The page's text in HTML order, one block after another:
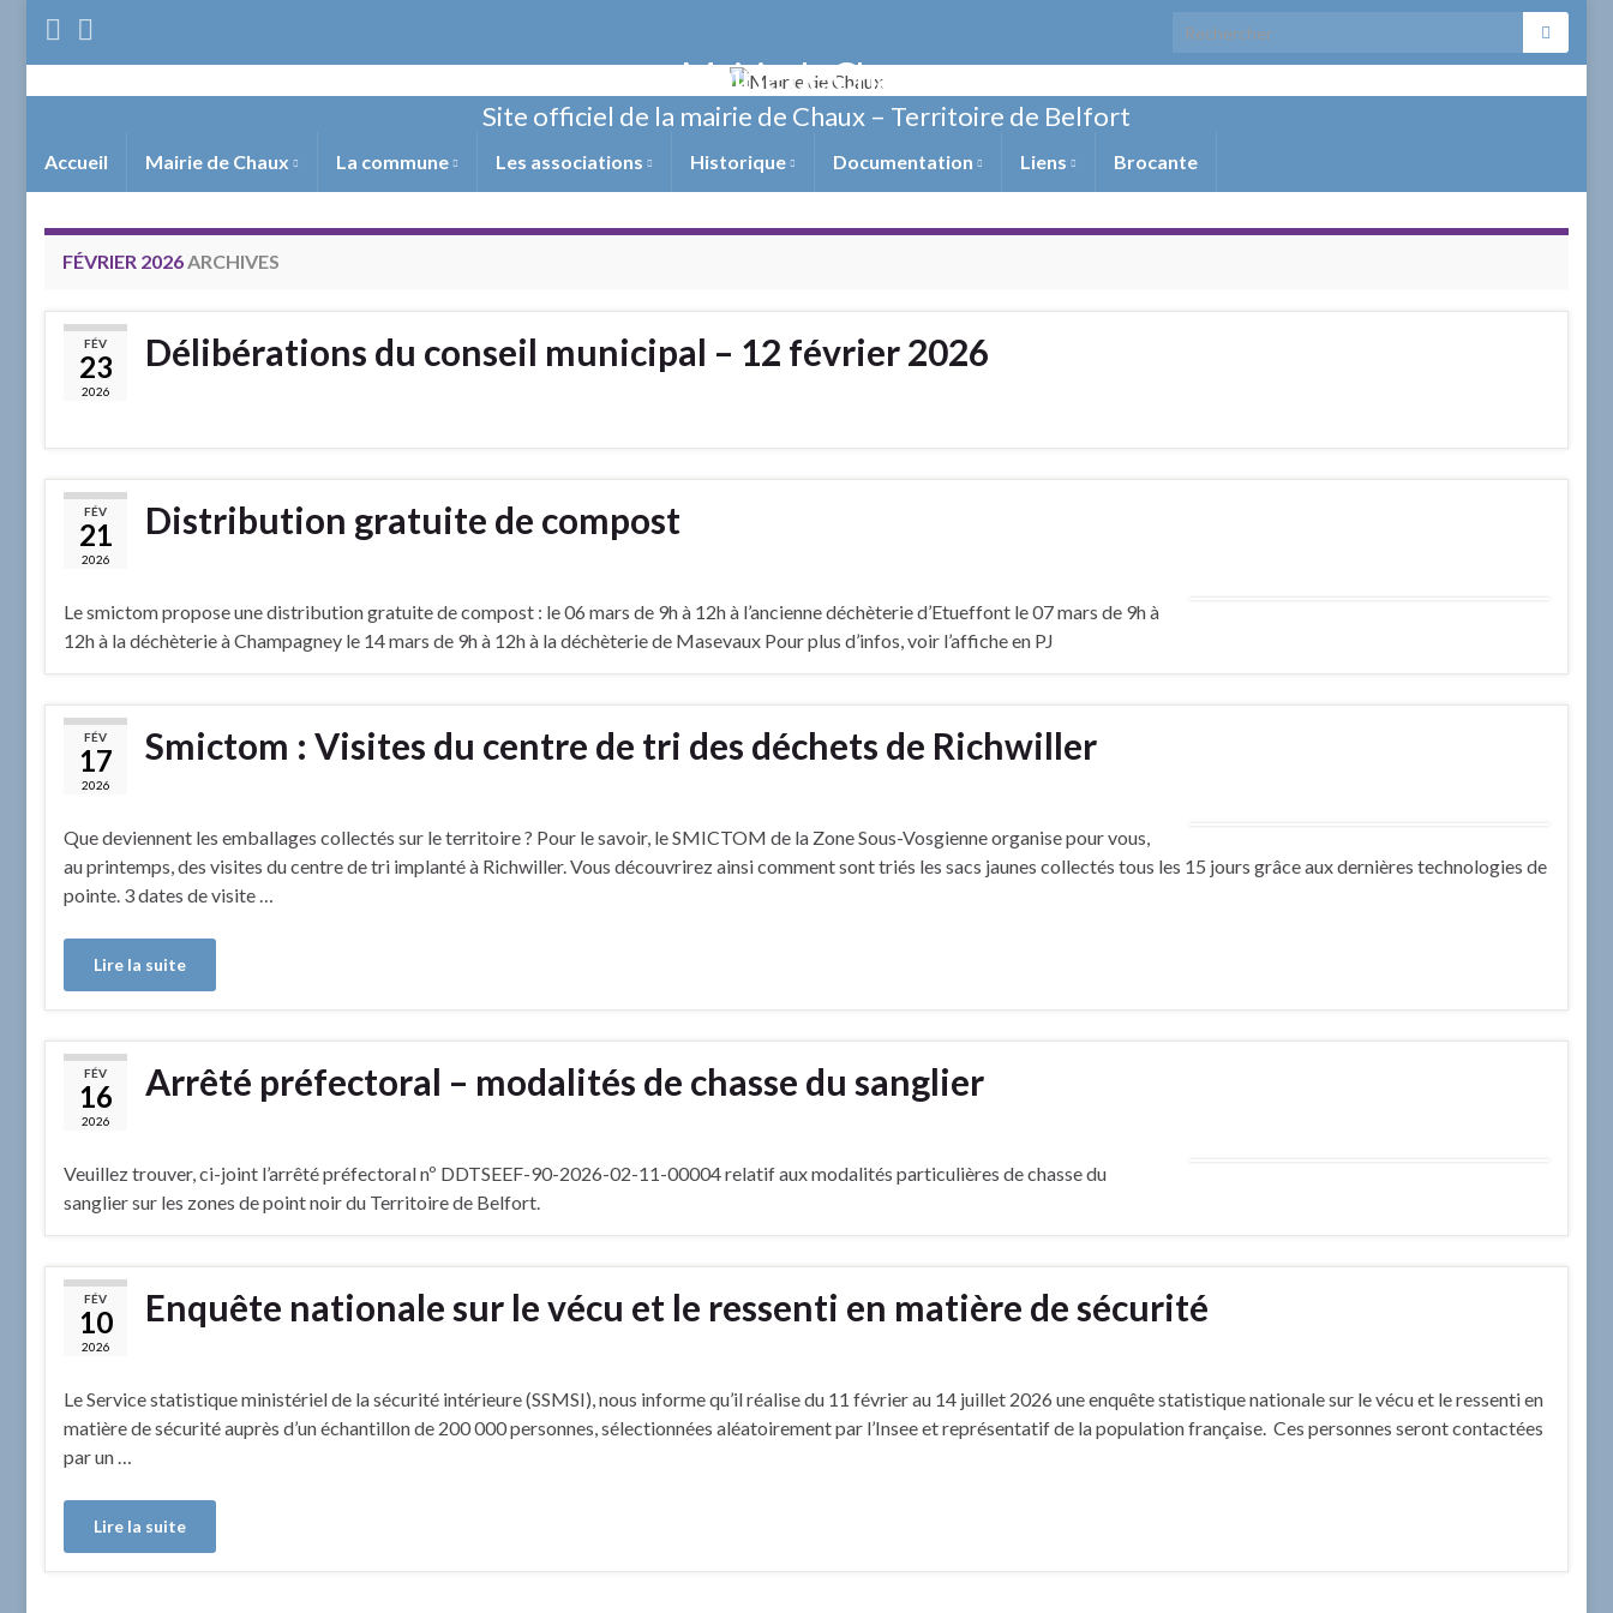
Search for:
Mairie de Chaux
Site officiel de la mairie de Chaux – Territoire de Belfort
Accueil Mairie de Chaux La commune Les associations Historique Documentation Liens Brocante
FÉVRIER 2026ARCHIVES
FÉV
23
2026
Délibérations du conseil municipal – 12 février 2026
FÉV
21
2026
Distribution gratuite de compost
Le smictom propose une distribution gratuite de compost : le 06 mars de 9h à 12h à l’ancienne déchèterie d’Etueffont le 07 mars de 9h à
12h à la déchèterie à Champagney le 14 mars de 9h à 12h à la déchèterie de Masevaux Pour plus d’infos, voir l’affiche en PJ
FÉV
17
2026
Smictom : Visites du centre de tri des déchets de Richwiller
Que deviennent les emballages collectés sur le territoire ? Pour le savoir, le SMICTOM de la Zone Sous-Vosgienne organise pour vous,
au printemps, des visites du centre de tri implanté à Richwiller. Vous découvrirez ainsi comment sont triés les sacs jaunes collectés tous les 15 jours grâce aux dernières technologies de
pointe. 3 dates de visite …
Lire la suite
FÉV
16
2026
Arrêté préfectoral – modalités de chasse du sanglier
Veuillez trouver, ci-joint l’arrêté préfectoral nº DDTSEEF-90-2026-02-11-00004 relatif aux modalités particulières de chasse du
sanglier sur les zones de point noir du Territoire de Belfort.
FÉV
10
2026
Enquête nationale sur le vécu et le ressenti en matière de sécurité
Le Service statistique ministériel de la sécurité intérieure (SSMSI), nous informe qu’il réalise du 11 février au 14 juillet 2026 une enquête statistique nationale sur le vécu et le ressenti en
matière de sécurité auprès d’un échantillon de 200 000 personnes, sélectionnées aléatoirement par l’Insee et représentatif de la population française. Ces personnes seront contactées
par un …
Lire la suite